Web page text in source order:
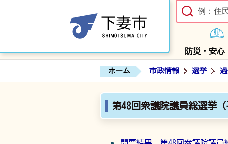
防災・安心
ホーム 市政情報 選挙
第48回衆議院議員総選挙（